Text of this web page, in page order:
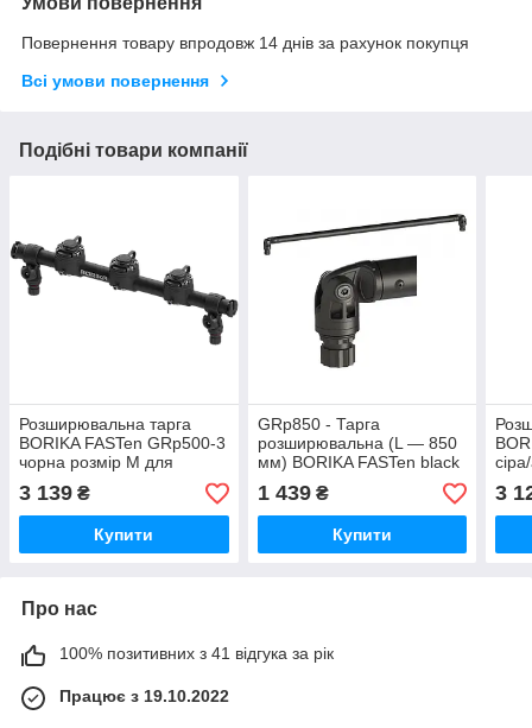
Повернення товару впродовж 14 днів за рахунок покупця
Всі умови повернення
Подібні товари компанії
Розширювальна тарга
BORIKA FASTen GRp500-3
чорна розмір М для
кріплення аксесуарів
(01.02.002.03.43)
3 139 ₴
Купити
GRp850 - Тарга
розширювальна (L — 850
мм) BORIKA FASTen black
/ aluminum black anodized
(01.02.034.01.55)
1 439₴
Купити
3
Про нас
100% позитивних з 41 відгука за рік
Працює з 19.10.2022